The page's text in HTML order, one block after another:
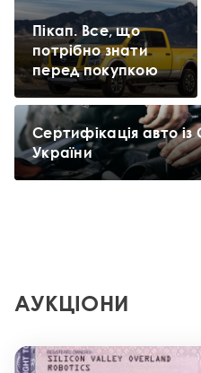
Пікап. Все, що
потрібно знати
перед покупкою
Сертифікація авто
України
АУКЦІОНИ